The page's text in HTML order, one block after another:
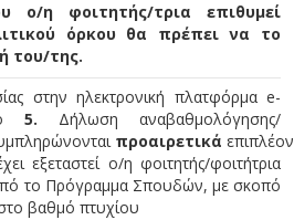
ο/η φοιτητής/τρια επιθυμεί
όρκου θα πρέπει να το
του/της.
στην ηλεκτρονική πλατφόρμα e-
5. Δήλωση αναβαθμολόγησης/
προαιρετικά επιπλέον
εξεταστεί ο/η φοιτητής/φοιτήτρια
το Πρόγραμμα Σπουδών, με σκοπό
βαθμό πτυχίου